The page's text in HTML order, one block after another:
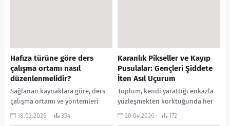
Hafıza türüne göre ders
çalışma ortamı nasıl
düzenlenmelidir?
Sağlanan kaynaklara göre, ders
çalışma ortamı ve yöntemleri
öğrencinin baskın hafıza türüne
18.02.2026 354
Karanlık Pikseller ve Kayıp
Pusulalar: Gençleri Şiddete
İten Asıl Uçurum
Toplum, kendi yarattığı enkazla
yüzleşmekten korktuğunda her
zaman tahtadan bir hedefe ok
20.04.2026 172